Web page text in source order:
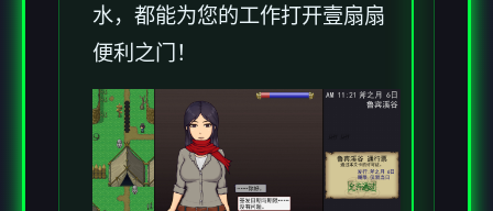
水，都能为您的工作打开壹扇扇
便利之门！